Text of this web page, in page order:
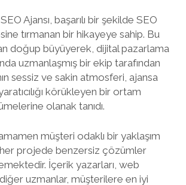
Ajansı, başarılı bir şekilde SEO
tırmanan bir hikayeye sahip. Bu
doğup büyüyerek, dijital pazarlama
uzmanlaşmış bir ekip tarafından
sessiz ve sakin atmosferi, ajansa
körükleyen bir ortam
olanak tanıdı.
müşteri odaklı bir yaklaşım
projede benzersiz çözümler
İçerik yazarları, web
diğer uzmanlar, müşterilere en iyi